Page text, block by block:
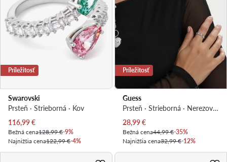
Príležitosť
Swarovski
Prsteň · Strieborná · Kov
Aktuálna cena
116,99€
Bežná cena128,99 €-9%
Najnižšia cena122,99 €-4%
Príležitosť
Guess
Prsteň · Strieborná · Nerezová oceľ
Aktuálna cena
28,99€
Bežná cena44,99 €-35%
Najnižšia cena32,99 €-12%